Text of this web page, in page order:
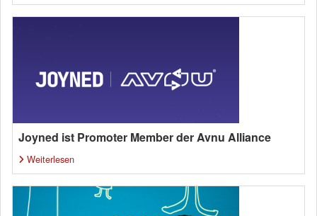
Joyned ist Promoter Member der Avnu Alliance
Weiterlesen